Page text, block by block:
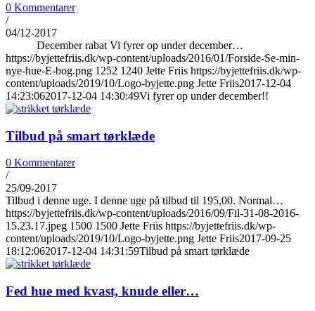
0 Kommentarer
/
04/12-2017
December rabat Vi fyrer op under december…
https://byjettefriis.dk/wp-content/uploads/2016/01/Forside-Se-min-
nye-hue-E-bog.png 1252 1240 Jette Friis https://byjettefriis.dk/wp-
content/uploads/2019/10/Logo-byjette.png Jette Friis2017-12-04
14:23:062017-12-04 14:30:49Vi fyrer op under december!!
Tilbud på smart tørklæde
0 Kommentarer
/
25/09-2017
Tilbud i denne uge. I denne uge på tilbud til 195,00. Normal…
https://byjettefriis.dk/wp-content/uploads/2016/09/Fil-31-08-2016-
15.23.17.jpeg 1500 1500 Jette Friis https://byjettefriis.dk/wp-
content/uploads/2019/10/Logo-byjette.png Jette Friis2017-09-25
18:12:062017-12-04 14:31:59Tilbud på smart tørklæde
Fed hue med kvast, knude eller…